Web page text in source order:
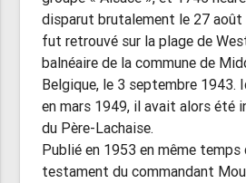
disparut brutalement le 27 août
fut retrouvé sur la plage de
balnéaire de la commune de
Belgique, le 3 septembre 1943.
en mars 1949, il avait alors été
du Père-Lachaise.
Publié en 1953 en même temps
testament du commandant